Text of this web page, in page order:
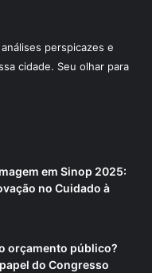
perspicazes e
cidade. Seu olhar para
em Sinop 2025:
no Cuidado à
orçamento público?
do Congresso